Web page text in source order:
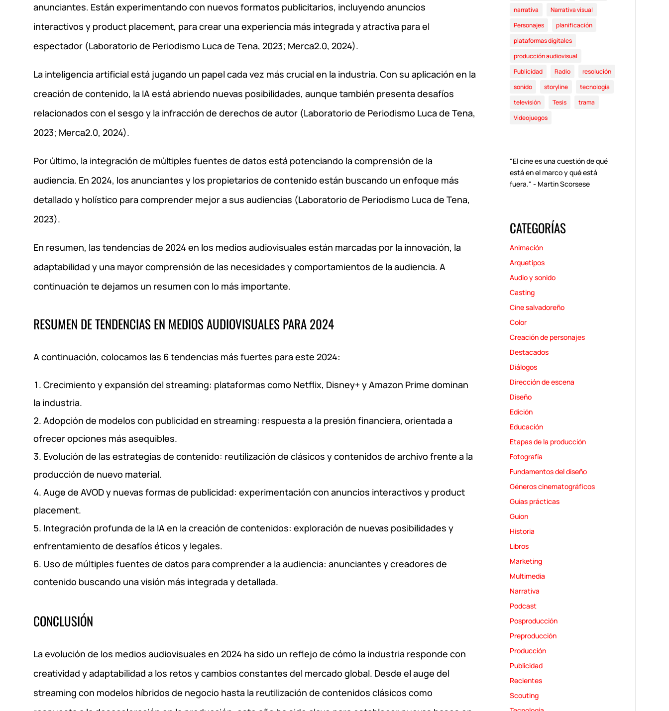
anunciantes. Están experimentando con nuevos formatos publicitarios, incluyendo anuncios
interactivos y product placement, para crear una experiencia más integrada y atractiva para el
espectador (Laboratorio de Periodismo Luca de Tena, 2023; Merca2.0, 2024).
La inteligencia artificial está jugando un papel cada vez más crucial en la industria. Con su aplicación en la
creación de contenido, la IA está abriendo nuevas posibilidades, aunque también presenta desafíos
relacionados con el sesgo y la infracción de derechos de autor (Laboratorio de Periodismo Luca de Tena,
2023; Merca2.0, 2024).
Por último, la integración de múltiples fuentes de datos está potenciando la comprensión de la
audiencia. En 2024, los anunciantes y los propietarios de contenido están buscando un enfoque más
detallado y holístico para comprender mejor a sus audiencias (Laboratorio de Periodismo Luca de Tena,
2023).
En resumen, las tendencias de 2024 en los medios audiovisuales están marcadas por la innovación, la
adaptabilidad y una mayor comprensión de las necesidades y comportamientos de la audiencia. A
continuación te dejamos un resumen con lo más importante.
RESUMEN DE TENDENCIAS EN MEDIOS AUDIOVISUALES PARA 2024
A continuación, colocamos las 6 tendencias más fuertes para este 2024:
Crecimiento y expansión del streaming: plataformas como Netflix, Disney+ y Amazon Prime dominan
la industria.
Adopción de modelos con publicidad en streaming: respuesta a la presión financiera, orientada a
ofrecer opciones más asequibles.
Evolución de las estrategias de contenido: reutilización de clásicos y contenidos de archivo frente a la
producción de nuevo material.
Auge de AVOD y nuevas formas de publicidad: experimentación con anuncios interactivos y product
placement.
Integración profunda de la IA en la creación de contenidos: exploración de nuevas posibilidades y
enfrentamiento de desafíos éticos y legales.
Uso de múltiples fuentes de datos para comprender a la audiencia: anunciantes y creadores de
contenido buscando una visión más integrada y detallada.
CONCLUSIÓN
La evolución de los medios audiovisuales en 2024 ha sido un reflejo de cómo la industria responde con
creatividad y adaptabilidad a los retos y cambios constantes del mercado global. Desde el auge del
streaming con modelos híbridos de negocio hasta la reutilización de contenidos clásicos como
narrativa
Narrativa visual
Personajes
planificación
plataformas digitales
producción audiovisual
Publicidad
Radio
resolución
sonido
storyline
tecnología
televisión
Tesis
trama
Videojuegos
"El cine es una cuestión de qué
está en el marco y qué está
fuera." - Martin Scorsese
CATEGORÍAS
Animación
Arquetipos
Audio y sonido
Casting
Cine salvadoreño
Color
Creación de personajes
Destacados
Diálogos
Dirección de escena
Diseño
Edición
Educación
Etapas de la producción
Fotografía
Fundamentos del diseño
Géneros cinematográficos
Guías prácticas
Guion
Historia
Libros
Marketing
Multimedia
Narrativa
Podcast
Posproducción
Preproducción
Producción
Publicidad
Recientes
Scouting